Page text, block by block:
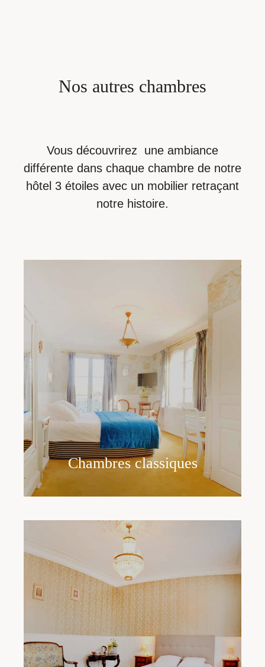
Nos autres chambres
Vous découvrirez une ambiance
différente dans chaque chambre de notre
hôtel 3 étoiles avec un mobilier retraçant
notre histoire.
Chambres classiques